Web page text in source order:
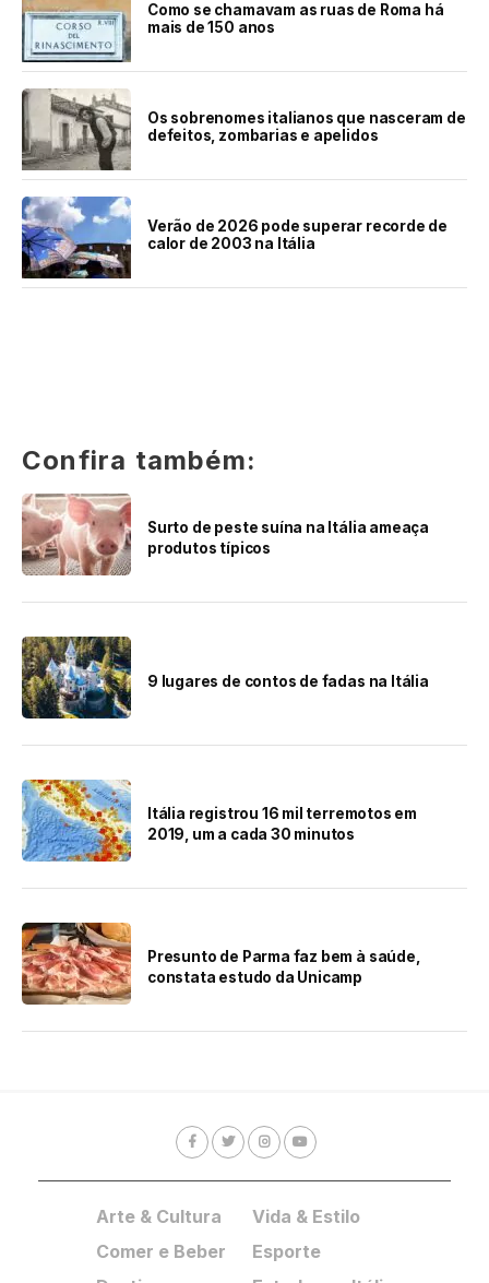
Como se chamavam as ruas de Roma há
mais de 150 anos
Os sobrenomes italianos que nasceram de
defeitos, zombarias e apelidos
Verão de 2026 pode superar recorde de
calor de 2003 na Itália
Confira também:
Surto de peste suína na Itália ameaça
produtos típicos
9 lugares de contos de fadas na Itália
Itália registrou 16 mil terremotos em
2019, um a cada 30 minutos
Presunto de Parma faz bem à saúde,
constata estudo da Unicamp
Arte & Cultura
Comer e Beber
Vida & Estilo
Esporte